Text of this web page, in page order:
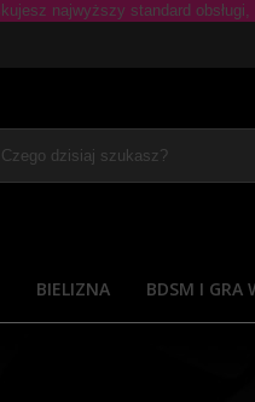
BIELIZNA BDSM I GRA